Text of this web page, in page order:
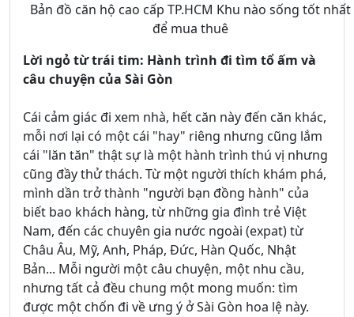
Bản đồ căn hộ cao cấp TP.HCM Khu nào sống tốt nhất
để mua thuê
Lời ngỏ từ trái tim: Hành trình đi tìm tổ ấm và
câu chuyện của Sài Gòn
Cái cảm giác đi xem nhà, hết căn này đến căn khác,
mỗi nơi lại có một cái "hay" riêng nhưng cũng lắm
cái "lăn tăn" thật sự là một hành trình thú vị nhưng
cũng đầy thử thách. Từ một người thích khám phá,
mình dần trở thành "người bạn đồng hành" của
biết bao khách hàng, từ những gia đình trẻ Việt
Nam, đến các chuyên gia nước ngoài (expat) từ
Châu Âu, Mỹ, Anh, Pháp, Đức, Hàn Quốc, Nhật
Bản... Mỗi người một câu chuyện, một nhu cầu,
nhưng tất cả đều chung một mong muốn: tìm
được một chốn đi về ưng ý ở Sài Gòn hoa lệ này.